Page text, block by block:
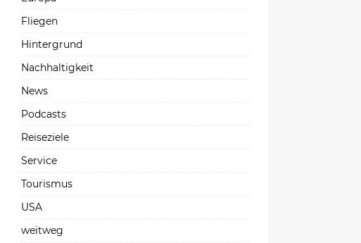
Fliegen
Hintergrund
Nachhaltigkeit
News
Podcasts
Reiseziele
Service
Tourismus
USA
weitweg